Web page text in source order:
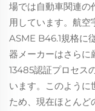
場では自動車関連の
用しています。航空
ASME B46.1規格に
器メーカーはさらに
13485認証プロセス
います。このように
ため、現在ほとん